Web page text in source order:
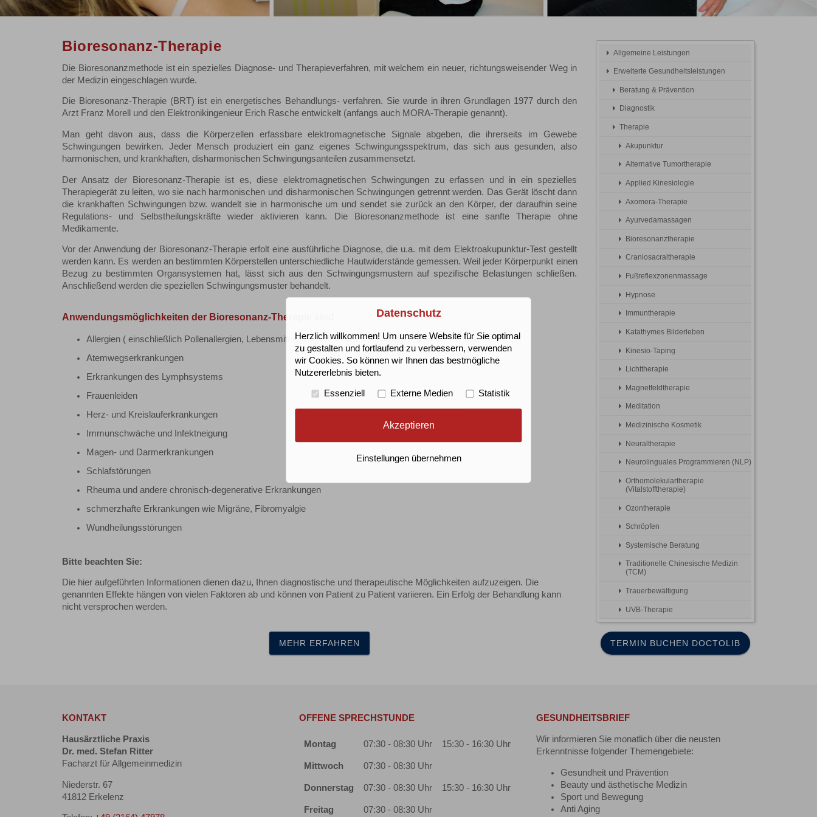
Bioresonanz-Therapie
Die Bioresonanzmethode ist ein spezielles Diagnose- und Therapieverfahren, mit welchem ein neuer, richtungsweisender Weg in
der Medizin eingeschlagen wurde.
Die Bioresonanz-Therapie (BRT) ist ein energetisches Behandlungs- verfahren. Sie wurde in ihren Grundlagen 1977 durch den
Arzt Franz Morell und den Elektronikingenieur Erich Rasche entwickelt (anfangs auch MORA-Therapie genannt).
Man geht davon aus, dass die Körperzellen erfassbare elektromagnetische Signale abgeben, die ihrerseits im Gewebe
Schwingungen bewirken. Jeder Mensch produziert ein ganz eigenes Schwingungsspektrum, das sich aus gesunden, also
harmonischen, und krankhaften, disharmonischen Schwingungsanteilen zusammensetzt.
Der Ansatz der Bioresonanz-Therapie ist es, diese elektromagnetischen Schwingungen zu erfassen und in ein spezielles
Therapiegerät zu leiten, wo sie nach harmonischen und disharmonischen Schwingungen getrennt werden. Das Gerät löscht dann
die krankhaften Schwingungen bzw. wandelt sie in harmonische um und sendet sie zurück an den Körper, der daraufhin seine
Regulations- und Selbstheilungskräfte wieder aktivieren kann. Die Bioresonanzmethode ist eine sanfte Therapie ohne
Medikamente.
Vor der Anwendung der Bioresonanz-Therapie erfolt eine ausführliche Diagnose, die u.a. mit dem Elektroakupunktur-Test gestellt
werden kann. Es werden an bestimmten Körperstellen unterschiedliche Hautwiderstände gemessen. Weil jeder Körperpunkt einen
Bezug zu bestimmten Organsystemen hat, lässt sich aus den Schwingungsmustern auf spezifische Belastungen schließen.
Anschließend werden die speziellen Schwingungsmuster behandelt.
Anwendungsmöglichkeiten der Bioresonanz-Therapie sind
Allergien ( einschließlich Pollenallergien, Lebensmittelallergien, Umweltbelastungen, Zahnwerkstoffe etc.)
Atemwegserkrankungen
Erkrankungen des Lymphsystems
Frauenleiden
Herz- und Kreislauferkrankungen
Immunschwäche und Infektneigung
Magen- und Darmerkrankungen
Schlafstörungen
Rheuma und andere chronisch-degenerative Erkrankungen
schmerzhafte Erkrankungen wie Migräne, Fibromyalgie
Wundheilungsstörungen
Bitte beachten Sie:
Die hier aufgeführten Informationen dienen dazu, Ihnen diagnostische und therapeutische Möglichkeiten aufzuzeigen. Die
genannten Effekte hängen von vielen Faktoren ab und können von Patient zu Patient variieren. Ein Erfolg der Behandlung kann
nicht versprochen werden.
MEHR ERFAHREN
Allgemeine Leistungen
Erweiterte Gesundheitsleistungen
Beratung & Prävention
Diagnostik
Therapie
Akupunktur
Alternative Tumortherapie
Applied Kinesiologie
Axomera-Therapie
Ayurvedamassagen
Bioresonanztherapie
Craniosacraltherapie
Fußreflexzonenmassage
Hypnose
Immuntherapie
Katathymes Bilderleben
Kinesio-Taping
Lichttherapie
Magnetfeldtherapie
Meditation
Medizinische Kosmetik
Neuraltherapie
Neurolinguales Programmieren (NLP)
Orthomolekulartherapie
(Vitalstofftherapie)
Ozontherapie
Schröpfen
Systemische Beratung
Traditionelle Chinesische Medizin
(TCM)
Trauerbewältigung
UVB-Therapie
TERMIN BUCHEN DOCTOLIB
KONTAKT
Hausärztliche Praxis
Dr. med. Stefan Ritter
Facharzt für Allgemeinmedizin
Niederstr. 67
41812 Erkelenz
OFFENE SPRECHSTUNDE
Montag 07:30 - 08:30 Uhr 15:30 - 16:30 Uhr
Mittwoch 07:30 - 08:30 Uhr
Donnerstag 07:30 - 08:30 Uhr 15:30 - 16:30 Uhr
Freitag 07:30 - 08:30 Uhr
GESUNDHEITSBRIEF
Wir informieren Sie monatlich über die neusten
Erkenntnisse folgender Themengebiete:
Gesundheit und Prävention
Beauty und ästhetische Medizin
Sport und Bewegung
Anti Aging
Datenschutz
Herzlich willkommen! Um unsere Website für Sie optimal
zu gestalten und fortlaufend zu verbessern, verwenden
wir Cookies. So können wir Ihnen das bestmögliche
Nutzererlebnis bieten.
Essenziell Externe Medien Statistik
Akzeptieren
Einstellungen übernehmen